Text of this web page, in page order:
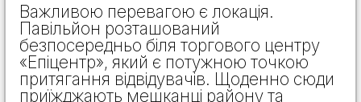
Важливою перевагою є локація.
Павільйон розташований
безпосередньо біля торгового центру
«Епіцентр», який є потужною точкою
притягання відвідувачів. Щоденно сюди
приїжджають мешканці району та